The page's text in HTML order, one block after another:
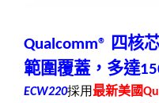
Qualcomm® 四核
範圍覆蓋， 多達
ECW220採用 最新美國